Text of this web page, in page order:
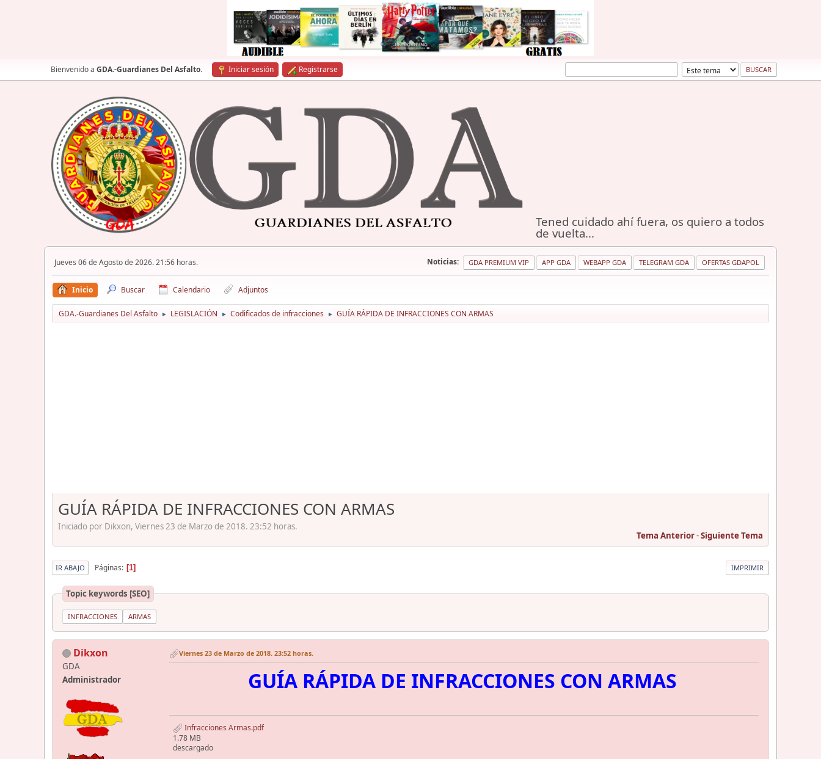
Bienvenido a GDA.-Guardianes Del Asfalto. Iniciar sesión Registrarse
Tened cuidado ahí fuera, os quiero a todos
de vuelta...
Jueves 06 de Agosto de 2026. 21:56 horas. Noticias: GDA PREMIUM VIP APP GDA WEBAPP GDA TELEGRAM GDA OFERTAS GDAPOL
Inicio Buscar Calendario Adjuntos
GDA.-Guardianes Del Asfalto ► LEGISLACIÓN ► Codificados de infracciones ► GUÍA RÁPIDA DE INFRACCIONES CON ARMAS
GUÍA RÁPIDA DE INFRACCIONES CON ARMAS
Iniciado por Dikxon, Viernes 23 de Marzo de 2018. 23:52 horas.
Tema Anterior-Siguiente Tema
IMPRIMIR
IR ABAJO Páginas 1
Topic keywords [SEO]
INFRACCIONES ARMAS
Dikxon
GDA
Administrador
Viernes 23 de Marzo de 2018. 23:52 horas.
GUÍA RÁPIDA DE INFRACCIONES CON ARMAS
Infracciones Armas.pdf
1.78 MB
descargado